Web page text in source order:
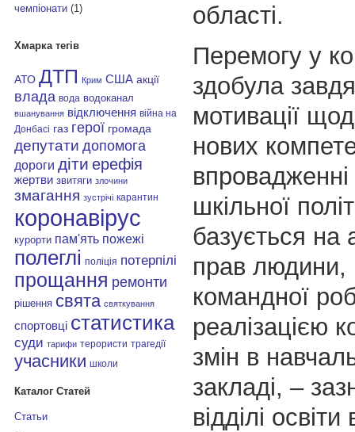
чемпіонати(1)
Хмарка тегів
АТО ДТП Крим США акції
влада вода водоканал
вшанування відключення війна на
Донбасі газ герої громада
депутати допомога
дороги діти ерефія
жертви звитяги злочини
змагання зустрічі карантин
коронавірус
курорти пам'ять пожежі
полеглі поліція потерпілі
прощання ремонти
рішення свята святкування
спортовці статистика
суди тарифи терористи трагедії
учасники школи
Каталог Статей
Статьи
області.
Перемогу у
здобула
мотивації
нових
впровадженні
шкільної
базується на
прав людини,
командної
реалізацією
змін в
закладі, –
відділі